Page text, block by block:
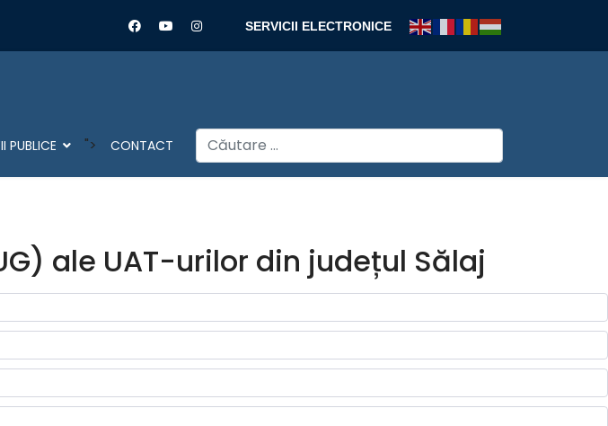
SERVICII ELECTRONICE
PUBLICE "> CONTACT Cautare
ale UAT-urilor din județul Sălaj